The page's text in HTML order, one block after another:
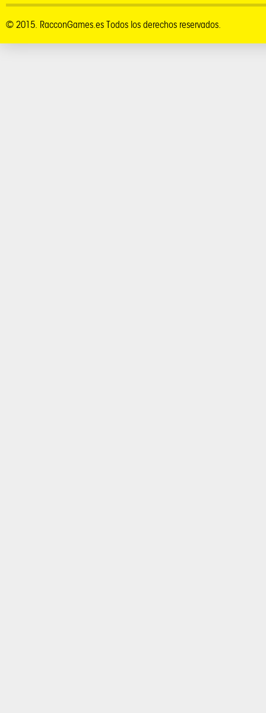
© 2015. RacconGames.es Todos los derechos reservados.